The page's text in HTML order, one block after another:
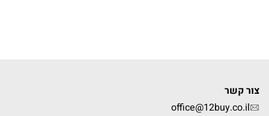
צור קשר
office@12buy.co.il